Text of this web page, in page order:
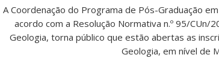
A Coordenação do Programa de Pós-Graduação
acordo com a Resolução Normativa n.º 95/
Geologia, torna público que estão abertas as
Geologia, em nível de